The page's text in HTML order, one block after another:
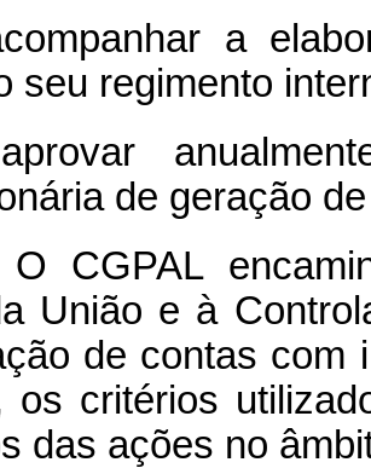
a
seu regimento
de geração
CGPAL
União e à
de contas com
os critérios
das ações no